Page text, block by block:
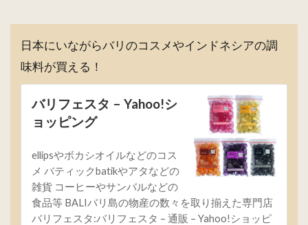
日本にいながらバリのコスメやインドネシアの調
味料が買える！
バリフェスタ – Yahoo!シ
ョッピング
ellipsやボカシオイルなどのコス
メ バティックbatikやアタなどの
雑貨 コーヒーやサンバルなどの
食品等 BALIバリ島の物産の数々を取り揃えた専門店
バリフェスタ:バリフェスタ – 通販 – Yahoo!ショッピ